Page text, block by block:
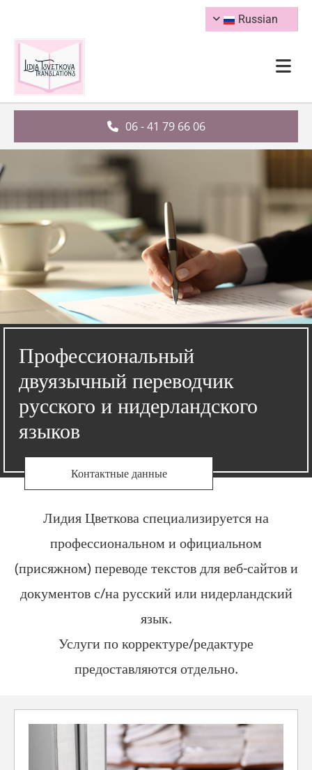
Russian
06 - 41 79 66 06
Профессиональный
двуязычный переводчик
русского и нидерландского
языков
Контактные данные
Лидия Цветкова специализируется на
профессиональном и официальном
(присяжном) переводе текстов для веб-сайтов и
документов с/на русский или нидерландский
язык.
Услуги по корректуре/редактуре
предоставляются отдельно.